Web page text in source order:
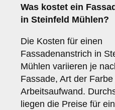
Was kostet ein
in Steinfeld Mühlen?
Die Kosten für einen
Fassadenanstrich in
Mühlen variieren je
Fassade, Art der Farbe
Arbeitsaufwand.
liegen die Preise für